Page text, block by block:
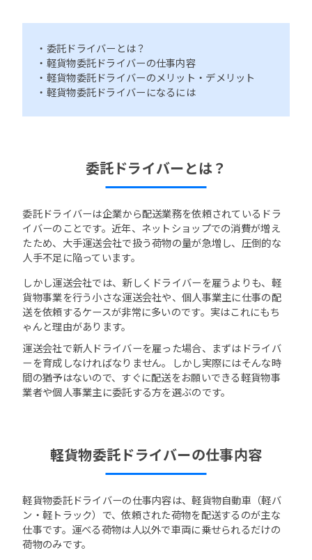
・委託ドライバーとは？
・軽貨物委託ドライバーの仕事内容
・軽貨物委託ドライバーのメリット・デメリット
・軽貨物委託ドライバーになるには
委託ドライバーとは？
委託ドライバーは企業から配送業務を依頼されているドラ
イバーのことです。近年、ネットショップでの消費が増え
たため、大手運送会社で扱う荷物の量が急増し、圧倒的な
人手不足に陥っています。
しかし運送会社では、新しくドライバーを雇うよりも、軽
貨物事業を行う小さな運送会社や、個人事業主に仕事の配
送を依頼するケースが非常に多いのです。実はこれにもち
ゃんと理由があります。
運送会社で新人ドライバーを雇った場合、まずはドライバ
ーを育成しなければなりません。しかし実際にはそんな時
間の猶予はないので、すぐに配送をお願いできる軽貨物事
業者や個人事業主に委託する方を選ぶのです。
軽貨物委託ドライバーの仕事内容
軽貨物委託ドライバーの仕事内容は、軽貨物自動車（軽バ
ン・軽トラック）で、依頼された荷物を配送するのが主な
仕事です。運べる荷物は人以外で車両に乗せられるだけの
荷物のみです。